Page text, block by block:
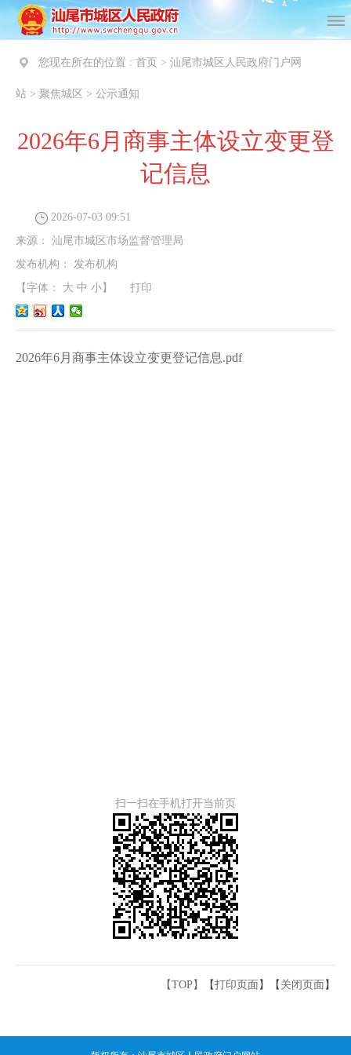
您现在所在的位置 : 首页 > 汕尾市城区人民政府门户网
站 > 聚焦城区 > 公示通知
2026年6月商事主体设立变更登
记信息
2026-07-03 09:51
来源： 汕尾市城区市场监督管理局
发布机构： 发布机构
【字体： 大 中 小 】 打印
2026年6月商事主体设立变更登记信息.pdf
扫一扫在手机打开当前页
【TOP】 【打印页面 】【 关闭页面 】